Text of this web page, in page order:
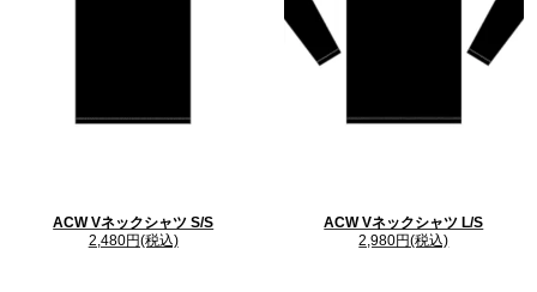
ACW Vネックシャツ S/S
2,480円(税込)
ACW Vネックシャツ L/S
2,980円(税込)